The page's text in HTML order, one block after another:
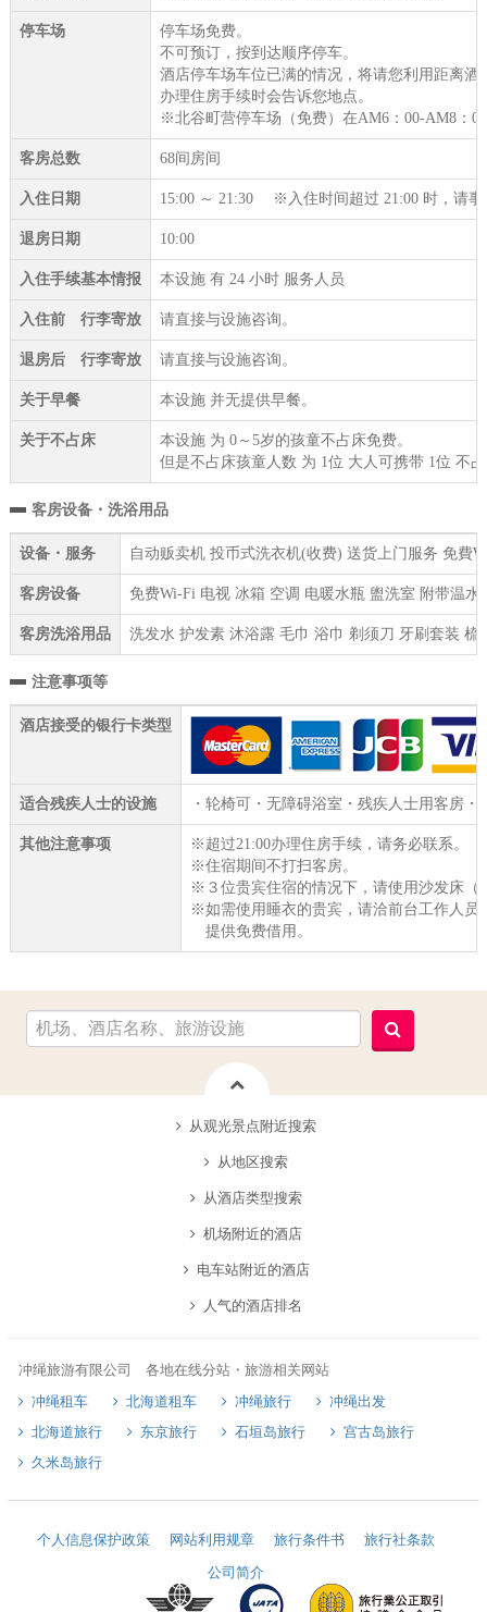
停车场
停车场免费。
不可预订，按到达顺序停车。
酒店停车场车位已满的情况，将请您利用距离
办理住房手续时会告诉您地点。
※北谷町营停车场（免费）在AM6：00-AM8：
客房总数 68间房间
入住日期 15:00 ～ 21:30 ※入住时间超过 21:00 时，请事
退房日期 10:00
入住手续基本情报 本设施 有 24 小时 服务人员
入住前 行李寄放 请直接与设施咨询。
退房后 行李寄放 请直接与设施咨询。
关于早餐 本设施 并无提供早餐。
关于不占床
本设施 为 0～5岁的孩童不占床免费。
但是不占床孩童人数 为 1位 大人可携带 1位 不
客房设备・洗浴用品
设备・服务 自动贩卖机 投币式洗衣机(收费) 送货上门服务 免費
客房设备 免费Wi-Fi 电视 冰箱 空调 电暖水瓶 盥洗室 附带温
客房洗浴用品 洗发水 护发素 沐浴露 毛巾 浴巾 剃须刀 牙刷套装 梳
注意事项等
酒店接受的银行卡类型
适合残疾人士的设施 ・轮椅可・无障碍浴室・残疾人士用客房・
其他注意事项
※超过21:00办理住房手续，请务必联系。
※住宿期间不打扫客房。
※３位贵宾住宿的情况下，请使用沙发床（
※如需使用睡衣的贵宾，请洽前台工作人员
提供免费借用。
从观光景点附近搜索
从地区搜索
从酒店类型搜索
机场附近的酒店
电车站附近的酒店
人气的酒店排名
冲绳旅游有限公司 各地在线分站・旅游相关网站
冲绳租车
北海道租车 冲绳旅行
冲绳出发
北海道旅行
东京旅行 石垣岛旅行
宫古岛旅行
久米岛旅行
个人信息保护政策 网站利用规章 旅行条件书
旅行社条款
公司简介